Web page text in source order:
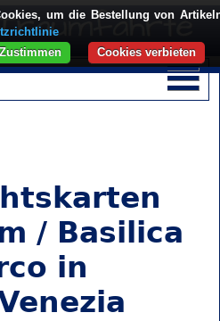
/ Basilica
in
um die Bestellung von
Cookies verbieten
Zustimmen